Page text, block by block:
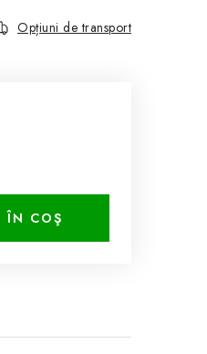
Opțiuni de transport
ÎN COŞ